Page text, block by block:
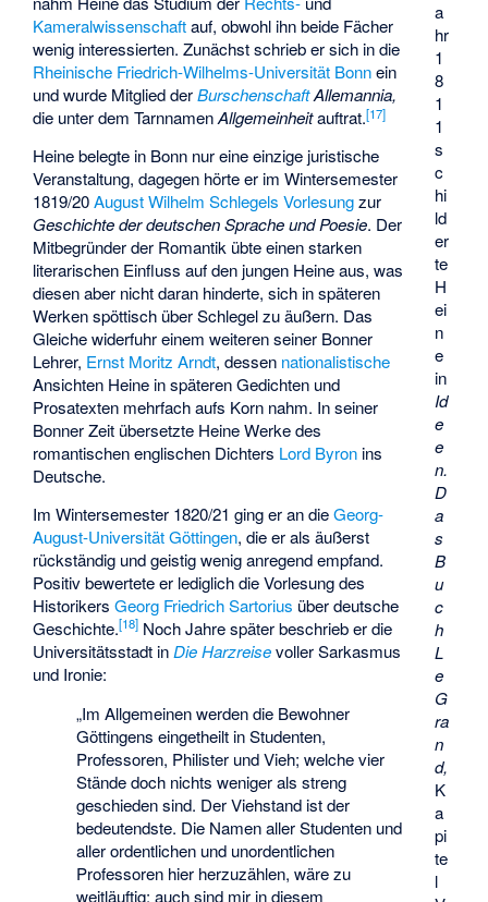
a
hr
1
8
1
1
s
c
hi
ld
er
te
H
ei
n
e
in
Id
e
e
n.
D
a
s
B
u
c
h
L
e
G
ra
n
d,
K
a
pi
te
l
Kameralwissenschaftauf, obwohl ihn beide Fächer
wenig interessierten. Zunächst schrieb er sich in die
Rheinische Friedrich-Wilhelms-Universität Bonnein
und wurde Mitglied derBurschenschaftAllemannia,
die unter dem TarnnamenAllgemeinheitauftrat.[17]
Heine belegte in Bonn nur eine einzige juristische
Veranstaltung, dagegen hörte er im Wintersemester
1819/20August Wilhelm Schlegels Vorlesungzur
Geschichte der deutschen Sprache und Poesie. Der
Mitbegründer der Romantik übte einen starken
literarischen Einfluss auf den jungen Heine aus, was
diesen aber nicht daran hinderte, sich in späteren
Werken spöttisch über Schlegel zu äußern. Das
Gleiche widerfuhr einem weiteren seiner Bonner
Lehrer, Ernst Moritz Arndt, dessen nationalistische
Ansichten Heine in späteren Gedichten und
Prosatexten mehrfach aufs Korn nahm. In seiner
Bonner Zeit übersetzte Heine Werke des
romantischen englischen Dichters Lord Byron ins
Deutsche.
Im Wintersemester 1820/21 ging er an dieGeorg-
August-Universität Göttingen, die er als äußerst
rückständig und geistig wenig anregend empfand.
Positiv bewertete er lediglich die Vorlesung des
HistorikersGeorg Friedrich Sartorius über deutsche
Geschichte.[18] Noch Jahre später beschrieb er die
Universitätsstadt inDie Harzreisevoller Sarkasmus
und Ironie:
„Im Allgemeinen werden die Bewohner
Göttingens eingetheilt in Studenten,
Professoren, Philister und Vieh; welche vier
Stände doch nichts weniger als streng
geschieden sind. Der Viehstand ist der
bedeutendste. Die Namen aller Studenten und
aller ordentlichen und unordentlichen
Professoren hier herzuzählen, wäre zu
weitläuftig; auch sind mir in diesem